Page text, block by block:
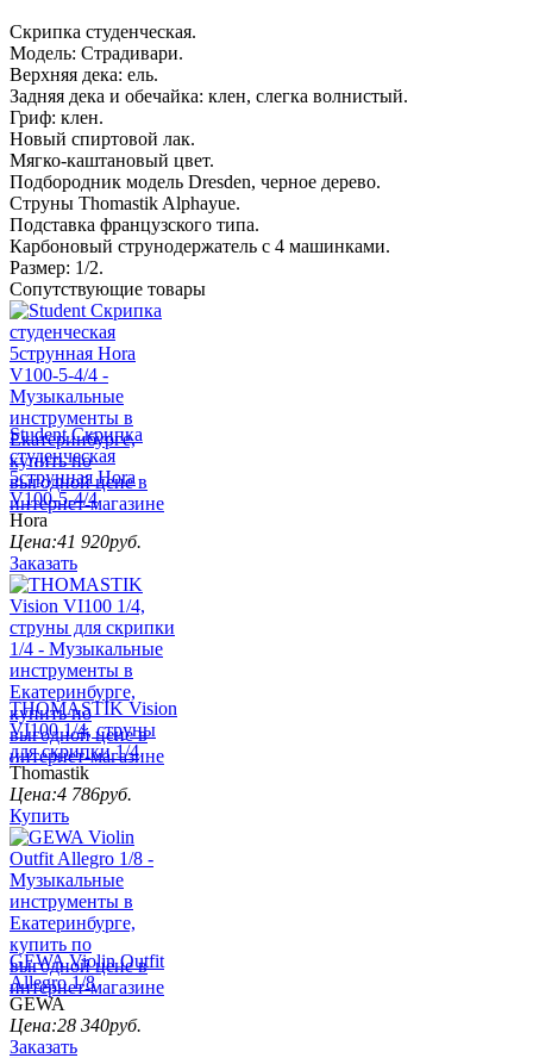
Скрипка студенческая.
Модель: Страдивари.
Верхняя дека: ель.
Задняя дека и обечайка: клен, слегка волнистый.
Гриф: клен.
Новый спиртовой лак.
Мягко-каштановый цвет.
Подбородник модель Dresden, черное дерево.
Струны Thomastik Alphayue.
Подставка французского типа.
Карбоновый струнодержатель с 4 машинками.
Размер: 1/2.
Сопутствующие товары
Student Скрипка
студенческая
5струнная Hora
V100-5-4/4
Hora
Цена:41 920руб.
Заказать
THOMASTIK Vision
VI100 1/4, струны
для скрипки 1/4
Thomastik
Цена:4 786руб.
Купить
GEWA Violin Outfit
Allegro 1/8
GEWA
Цена:28 340руб.
Заказать